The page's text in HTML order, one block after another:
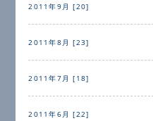
2011年9月 [20]
2011年8月 [23]
2011年7月 [18]
2011年6月 [22]